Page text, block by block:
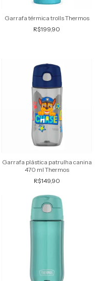
Garrafa térmica trolls Thermos
R$199,90
Garrafa plástica patrulha canina
470 ml Thermos
R$149,90